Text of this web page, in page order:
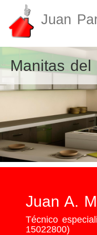
Juan
Manitas del
Juan A.
Técnico
15022800)